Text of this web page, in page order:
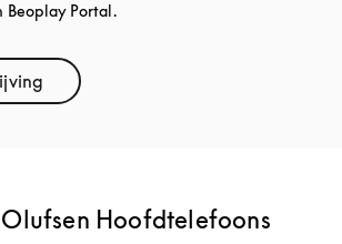
Beoplay Portal.
Opens in New Tab
Olufsen Hoofdtelefoons